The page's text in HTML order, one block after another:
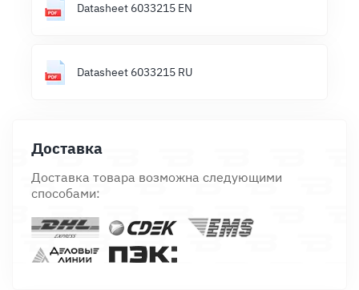
Datasheet 6033215 EN
Datasheet 6033215 RU
Доставка
Доставка товара возможна следующими
способами: